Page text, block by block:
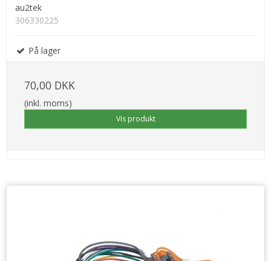
au2tek
306330225
På lager
70,00 DKK
(inkl. moms)
Vis produkt